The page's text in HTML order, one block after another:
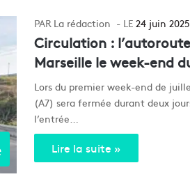
La rédaction 24 juin 2025
Circulation :
Marseille le week-end
Lors du premier week-end de
(A7) sera fermée durant deux
l’entrée…
Lire la suite »